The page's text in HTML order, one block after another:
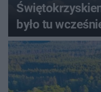
było tu